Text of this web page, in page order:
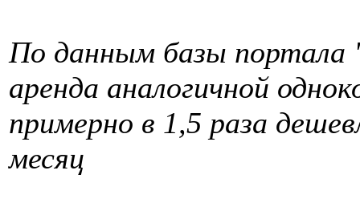
По данным базы
аренда аналогичной
примерно в 1,5 раза
месяц